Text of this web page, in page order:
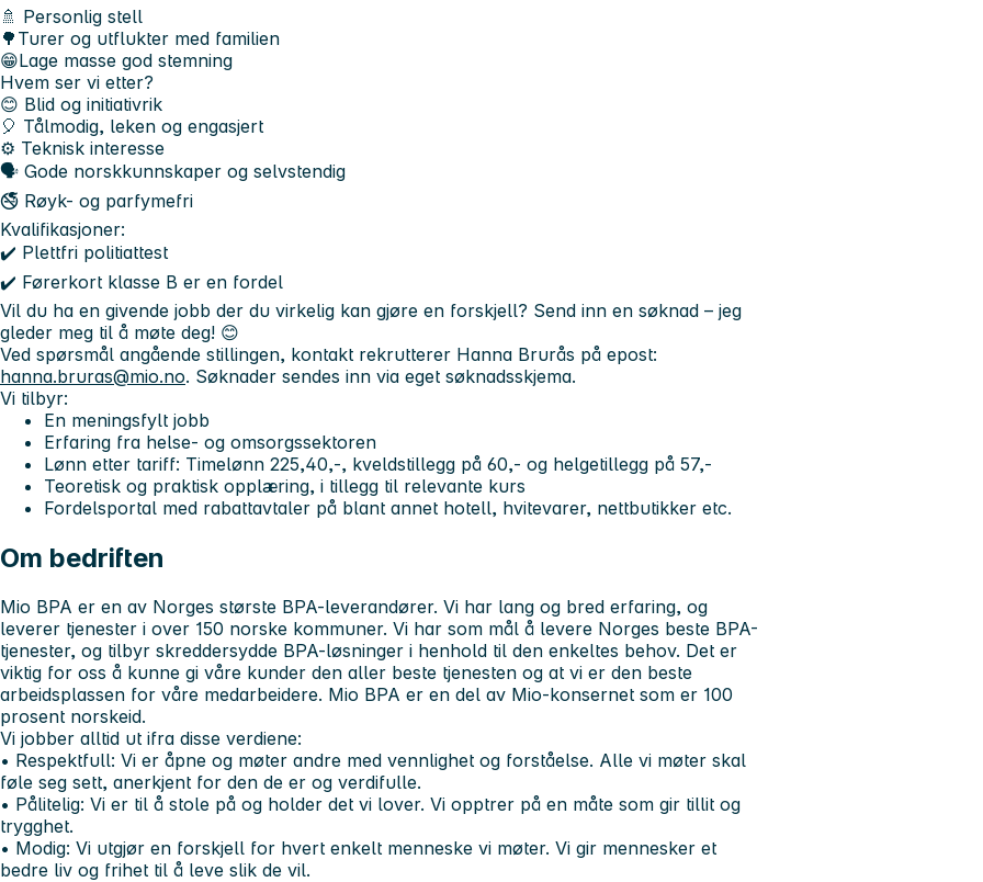
🚿 Personlig stell
🌳Turer og utflukter med familien
😁Lage masse god stemning
Hvem ser vi etter?
😊 Blid og initiativrik
🎈 Tålmodig, leken og engasjert
⚙️ Teknisk interesse
🗣️ Gode norskkunnskaper og selvstendig
🚭 Røyk- og parfymefri
Kvalifikasjoner:
✔️ Plettfri politiattest
✔️ Førerkort klasse B er en fordel
Vil du ha en givende jobb der du virkelig kan gjøre en forskjell? Send inn en søknad – jeg
gleder meg til å møte deg! 😊
Ved spørsmål angående stillingen, kontakt rekrutterer Hanna Brurås på epost:
hanna.bruras@mio.no. Søknader sendes inn via eget søknadsskjema.
Vi tilbyr:
En meningsfylt jobb
Erfaring fra helse- og omsorgssektoren
Lønn etter tariff: Timelønn 225,40,-, kveldstillegg på 60,- og helgetillegg på 57,-
Teoretisk og praktisk opplæring, i tillegg til relevante kurs
Fordelsportal med rabattavtaler på blant annet hotell, hvitevarer, nettbutikker etc.
Om bedriften
Mio BPA er en av Norges største BPA-leverandører. Vi har lang og bred erfaring, og
leverer tjenester i over 150 norske kommuner. Vi har som mål å levere Norges beste BPA-
tjenester, og tilbyr skreddersydde BPA-løsninger i henhold til den enkeltes behov. Det er
viktig for oss å kunne gi våre kunder den aller beste tjenesten og at vi er den beste
arbeidsplassen for våre medarbeidere. Mio BPA er en del av Mio-konsernet som er 100
prosent norskeid.
Vi jobber alltid ut ifra disse verdiene:
• Respektfull: Vi er åpne og møter andre med vennlighet og forståelse. Alle vi møter skal
føle seg sett, anerkjent for den de er og verdifulle.
• Pålitelig: Vi er til å stole på og holder det vi lover. Vi opptrer på en måte som gir tillit og
trygghet.
• Modig: Vi utgjør en forskjell for hvert enkelt menneske vi møter. Vi gir mennesker et
bedre liv og frihet til å leve slik de vil.